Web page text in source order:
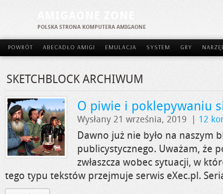
POLSKA STRONA KOMPUTERA AMIGAONE
POWRÓT ABECADŁO AMIGI EMULACJA SYSTEM GRY
SKETCHBLOCK ARCHIWUM
O piwie i poklepywaniu
Wysłany 21 września, 2019 | 12
Dawno już nie było na naszym
publicystycznego. Uważam, że
zwłaszcza wobec sytuacji, w
tego typu tekstów przejmuje serwis eXec.pl.